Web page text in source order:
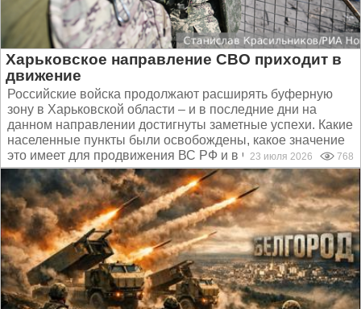
Харьковское направление СВО приходит в
движение
Российские войска продолжают расширять буферную
зону в Харьковской области – и в последние дни на
данном направлении достигнуты заметные успехи. Какие
населенные пункты были освобождены, какое значение
это имеет для продвижения ВС РФ и в чем заключается...
23 июля 2026 768